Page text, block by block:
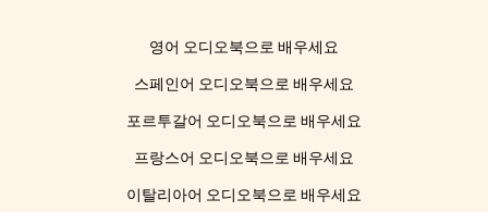
영어 오디오북으로 배우세요
스페인어 오디오북으로 배우세요
포르투갈어 오디오북으로 배우세요
프랑스어 오디오북으로 배우세요
이탈리아어 오디오북으로 배우세요